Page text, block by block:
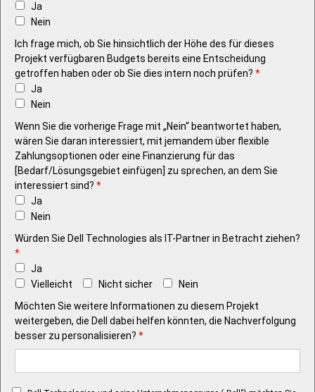
Ja
Nein
Ich frage mich, ob Sie hinsichtlich der Höhe des für dieses
Projekt verfügbaren Budgets bereits eine Entscheidung
getroffen haben oder ob Sie dies intern noch prüfen? *
Ja
Nein
Wenn Sie die vorherige Frage mit „Nein“ beantwortet haben,
wären Sie daran interessiert, mit jemandem über flexible
Zahlungsoptionen oder eine Finanzierung für das
[Bedarf/Lösungsgebiet einfügen] zu sprechen, an dem Sie
interessiert sind? *
Ja
Nein
Würden Sie Dell Technologies als IT-Partner in Betracht ziehen?
*
Ja
Vielleicht
Nicht sicher
Nein
Möchten Sie weitere Informationen zu diesem Projekt
weitergeben, die Dell dabei helfen könnten, die Nachverfolgung
besser zu personalisieren? *